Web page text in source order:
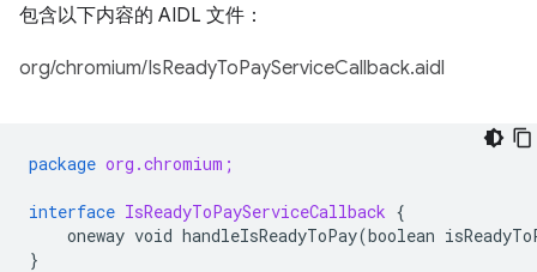
包含以下内容的 AIDL 文件：
org/chromium/IsReadyToPayServiceCallback.aidl
package org.chromium;
interface IsReadyToPayServiceCallback {
oneway void handleIsReadyToPay(boolean
}